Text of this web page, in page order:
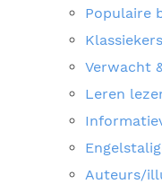
Populaire
Klassiekers
Verwacht
Leren
Auteurs/